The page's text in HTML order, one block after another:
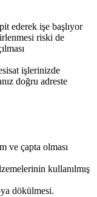
ederek işe başlıyor
riski de
işlerinizde
doğru adreste
ve çapta olması
kullanılmış
dökülmesi.